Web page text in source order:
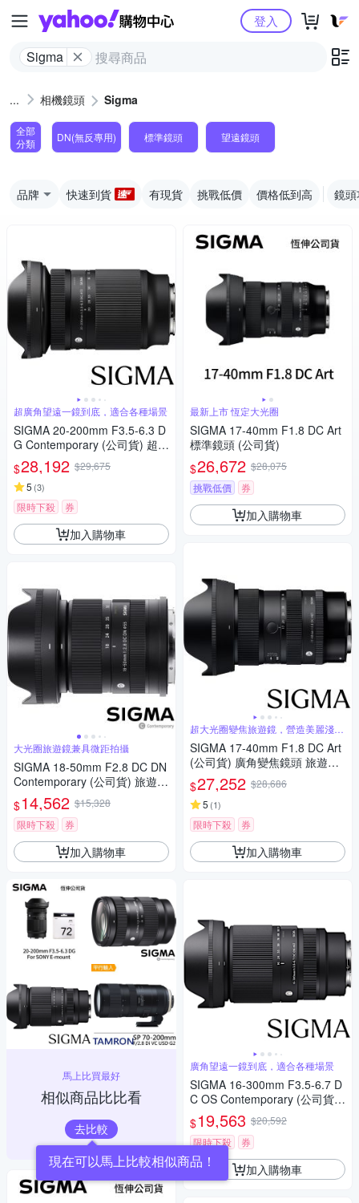
Yahoo購物中心
Sigma
登入
相機鏡頭 Sigma
全部
分類
DN(無反專用) 標準鏡頭 望遠鏡頭
品牌 快速到貨 有現貨 挑戰低價 價格低到高 鏡
超廣角望遠一鏡到底，適合各種場景
SIGMA 20-200mm F3.5-6.3 D
G Contemporary (公司貨) 超廣
角變焦鏡頭 旅遊鏡 全片幅無反
微單眼鏡頭
$28,192 $29,675
5 (3)
限時下殺 券
加入購物車
大光圈旅遊鏡兼具微距拍攝
SIGMA 18-50mm F2.8 DC DN
Contemporary (公司貨) 旅遊鏡
APS-C 無反微單眼專用鏡頭
$14,562 $15,328
限時下殺
券
加入購物車
馬上比買最好
相似商品比比看
去比較
現在可以馬上比較相似商品！
最新上市 恆定大光圈
SIGMA 17-40mm F1.8 DC Art
標準鏡頭 (公司貨)
$26,672 $28,075
挑戰低價
券
加入購物車
超大光圈變焦旅遊鏡，營造美麗淺景
深
SIGMA 17-40mm F1.8 DC Art
(公司貨) 廣角變焦鏡頭 旅遊鏡
APS-C 無反微單眼鏡頭
$27,252 $28,686
5 (1)
限時下殺 券
加入購物車
廣角望遠一鏡到底，適合各種場景
SIGMA 16-300mm F3.5-6.7 D
C OS Contemporary (公司貨)
廣角變焦鏡頭 旅遊鏡 APS-C 無
反微單眼鏡頭
$19,563 $20,592
限時下殺
券
加入購物車